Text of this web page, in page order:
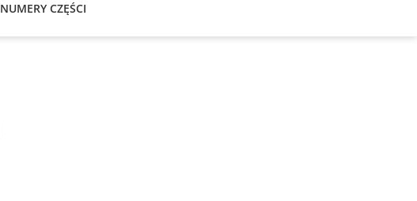
NUMERY CZĘŚCI